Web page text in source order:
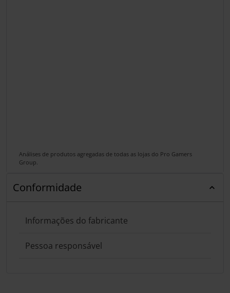
Análises de produtos agregadas de todas as lojas do Pro Gamers
Group.
Conformidade
Informações do fabricante
Pessoa responsável